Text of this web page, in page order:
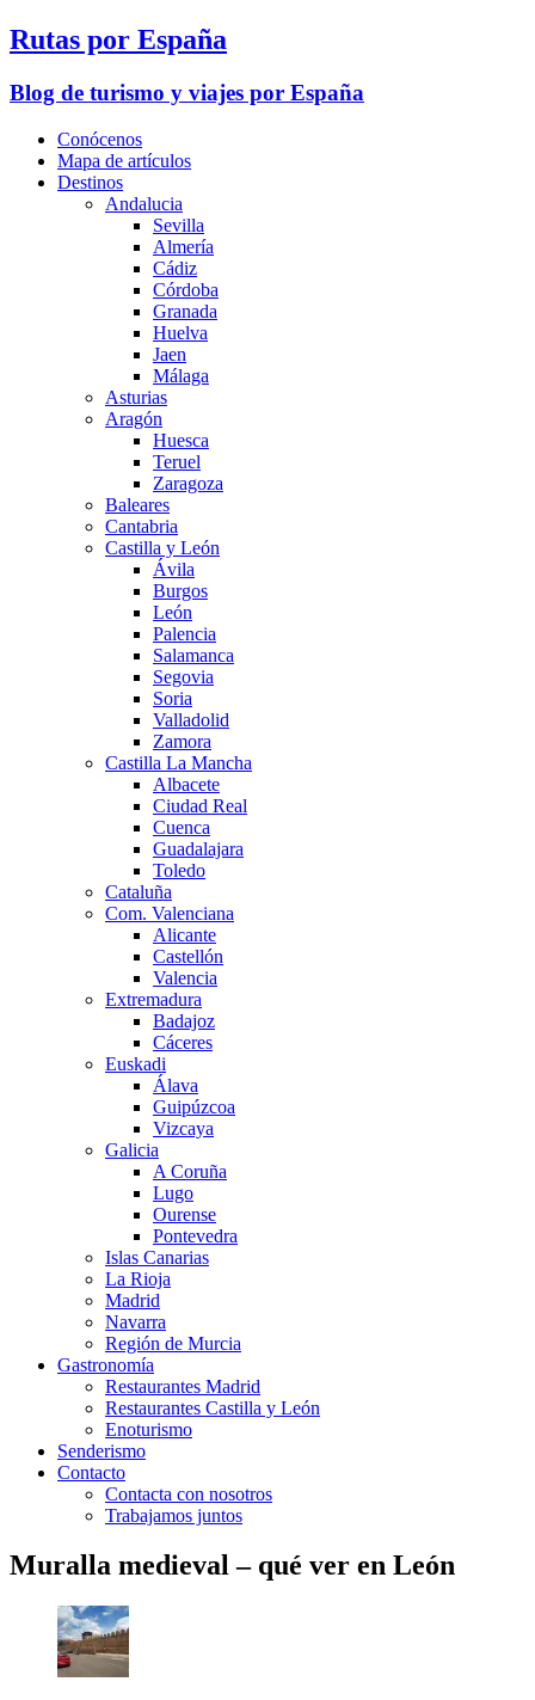
Rutas por España
Blog de turismo y viajes por España
Conócenos
Mapa de artículos
Destinos
Andalucia
Sevilla
Almería
Cádiz
Córdoba
Granada
Huelva
Jaen
Málaga
Asturias
Aragón
Huesca
Teruel
Zaragoza
Baleares
Cantabria
Castilla y León
Ávila
Burgos
León
Palencia
Salamanca
Segovia
Soria
Valladolid
Zamora
Castilla La Mancha
Albacete
Ciudad Real
Cuenca
Guadalajara
Toledo
Cataluña
Com. Valenciana
Alicante
Castellón
Valencia
Extremadura
Badajoz
Cáceres
Euskadi
Álava
Guipúzcoa
Vizcaya
Galicia
A Coruña
Lugo
Ourense
Pontevedra
Islas Canarias
La Rioja
Madrid
Navarra
Región de Murcia
Gastronomía
Restaurantes Madrid
Restaurantes Castilla y León
Enoturismo
Senderismo
Contacto
Contacta con nosotros
Trabajamos juntos
Muralla medieval – qué ver en León